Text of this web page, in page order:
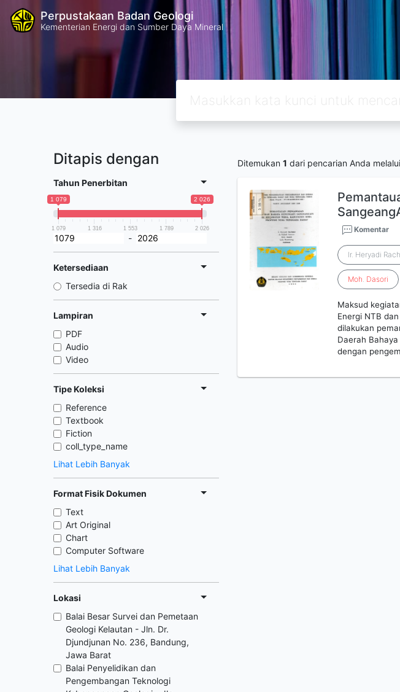
Perpustakaan Badan Geologi
Kementerian Energi dan Sumber Daya Mineral
Ditapis dengan
Tahun Penerbitan
1 079 2 026
1 079 1 316 1 553 1 789 2 026
-
Ketersediaan
Tersedia di Rak
Lampiran
PDF
Audio
Video
Tipe Koleksi
Reference
Textbook
Fiction
coll_type_name
Lihat Lebih Banyak
Format Fisik Dokumen
Text
Art Original
Chart
Computer Software
Lihat Lebih Banyak
Lokasi
Balai Besar Survei dan Pemetaan
Geologi Kelautan - Jln. Dr.
Djundjunan No. 236, Bandung,
Jawa Barat
Balai Penyelidikan dan
Pengembangan Teknologi
Ditemukan 1 dari pencarian Anda
Komentar
Ir. Heryadi
Moh. Dasori
Maksud
Energi NTB
dilakukan
Daerah
dengan